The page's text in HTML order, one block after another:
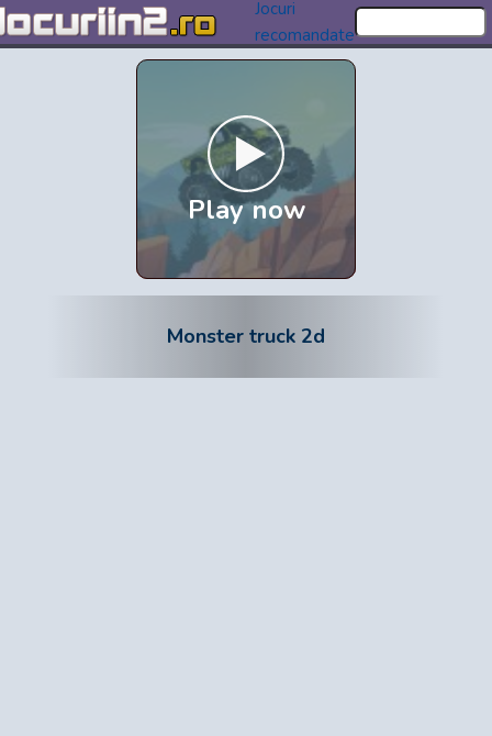
Jocuri
recomandate
Play now
Monster truck 2d